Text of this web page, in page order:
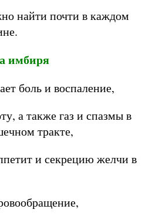
найти почти в каждом
имбиря
боль и воспаление,
а также газ и спазмы в
тракте,
и секрецию желчи в